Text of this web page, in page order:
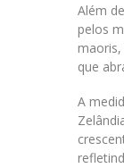
Além
pelos
que
A